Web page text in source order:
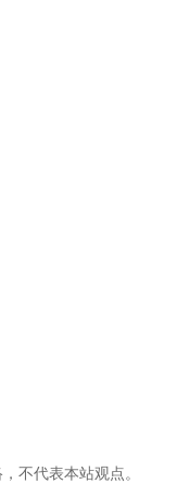
不代表本站观点。